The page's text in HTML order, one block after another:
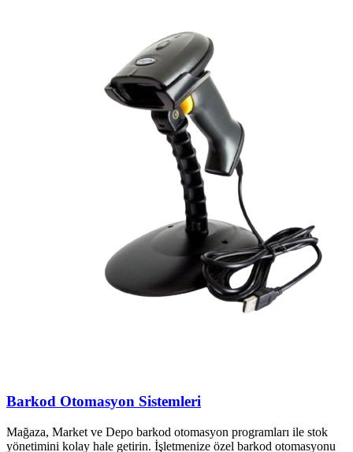
Barkod Otomasyon Sistemleri
Mağaza, Market ve Depo barkod otomasyon programları ile stok
yönetimini kolay hale getirin. İşletmenize özel barkod otomasyonu